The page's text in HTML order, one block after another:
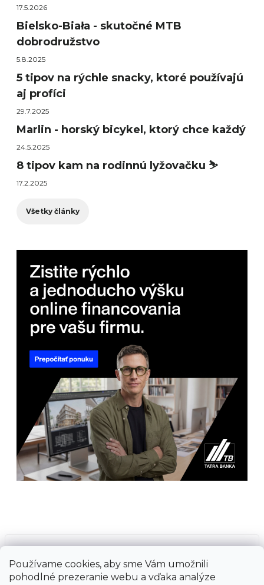
Používame cookies, aby sme Vám umožnili
pohodlné prezeranie webu a vďaka analýze
17.5.2026
Bielsko-Biała - skutočné MTB
dobrodružstvo
5.8.2025
5 tipov na rýchle snacky, ktoré používajú
aj profíci
29.7.2025
Marlin - horský bicykel, ktorý chce každý
24.5.2025
8 tipov kam na rodinnú lyžovačku ⛷️
17.2.2025
Všetky články